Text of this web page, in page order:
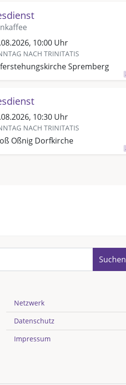
10:00 Uhr
NACH TRINITATIS
Spremberg
10:30 Uhr
NACH TRINITATIS
Oßnig Dorfkirche
Suchen
Netzwerk
Datenschutz
Impressum